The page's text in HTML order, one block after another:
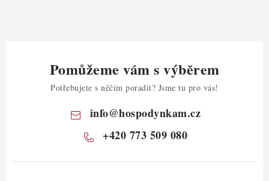
Pomůžeme vám s výběrem
Potřebujete s něčím poradit? Jsme tu pro vás!
info@hospodynkam.cz
+420 773 509 080